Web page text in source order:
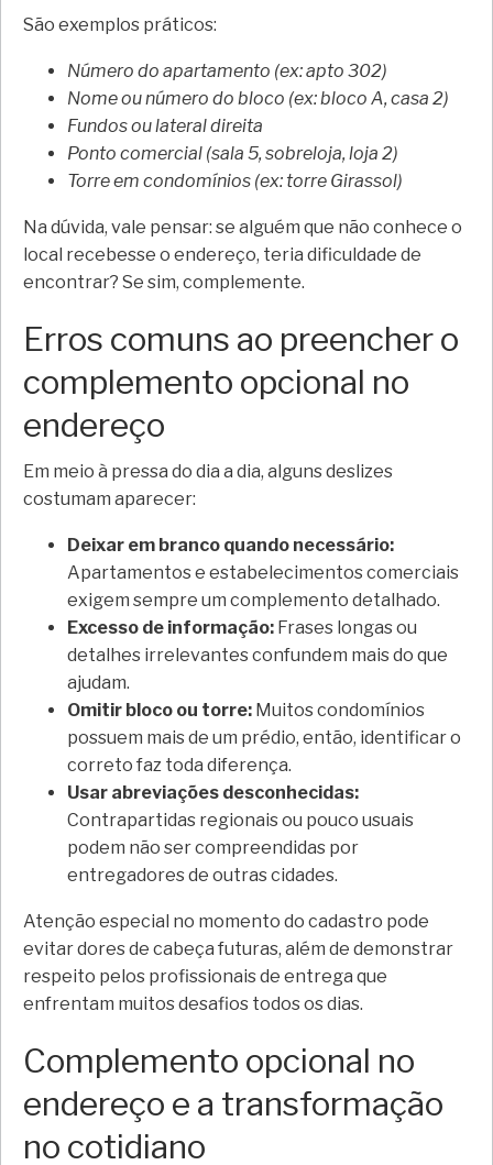
São exemplos práticos:
Número do apartamento (ex: apto 302)
Nome ou número do bloco (ex: bloco A, casa 2)
Fundos ou lateral direita
Ponto comercial (sala 5, sobreloja, loja 2)
Torre em condomínios (ex: torre Girassol)
Na dúvida, vale pensar: se alguém que não conhece o
local recebesse o endereço, teria dificuldade de
encontrar? Se sim, complemente.
Erros comuns ao preencher o
complemento opcional no
endereço
Em meio à pressa do dia a dia, alguns deslizes
costumam aparecer:
Deixar em branco quando necessário:
Apartamentos e estabelecimentos comerciais
exigem sempre um complemento detalhado.
Excesso de informação: Frases longas ou
detalhes irrelevantes confundem mais do que
ajudam.
Omitir bloco ou torre: Muitos condomínios
possuem mais de um prédio, então, identificar o
correto faz toda diferença.
Usar abreviações desconhecidas:
Contrapartidas regionais ou pouco usuais
podem não ser compreendidas por
entregadores de outras cidades.
Atenção especial no momento do cadastro pode
evitar dores de cabeça futuras, além de demonstrar
respeito pelos profissionais de entrega que
enfrentam muitos desafios todos os dias.
Complemento opcional no
endereço e a transformação
no cotidiano